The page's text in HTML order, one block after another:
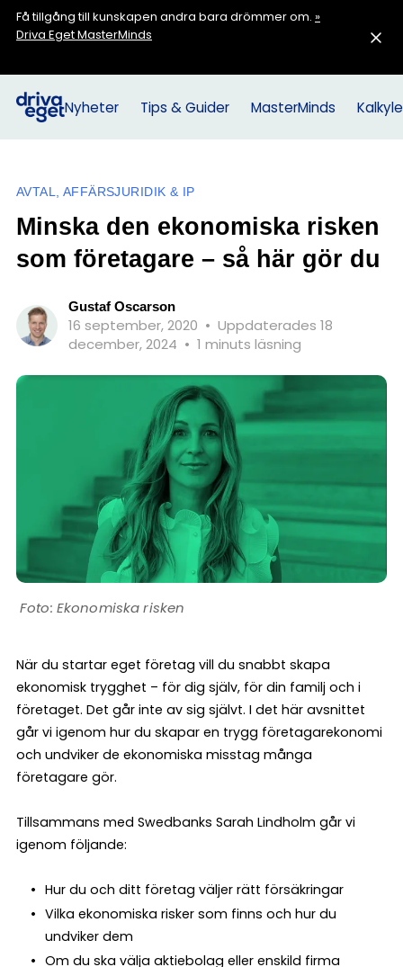
Få tillgång till kunskapen andra bara drömmer om. »
Driva Eget MasterMinds
Nyheter Tips & Guider MasterMinds
AVTAL, AFFÄRSJURIDIK & IP
Minska den ekonomiska risken
som företagare – så här gör du
Gustaf Oscarson
16 september, 2020 • Uppdaterades 18
december, 2024 • 1 minuts läsning
Ekonomiska risken
När du startar eget företag vill du snabbt skapa
ekonomisk trygghet – för dig själv, för din familj och i
företaget. Det går inte av sig självt. I det här avsnittet
går vi igenom hur du skapar en trygg företagarekonomi
och undviker de ekonomiska misstag många
företagare gör.
Tillsammans med Swedbanks Sarah Lindholm går vi
igenom följande:
Hur du och ditt företag väljer rätt försäkringar
Vilka ekonomiska risker som finns och hur du
undviker dem
Om du ska välja aktiebolag eller enskild firma